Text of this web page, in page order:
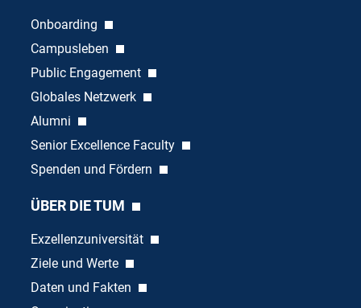
Onboarding
Campusleben
Public Engagement
Globales Netzwerk
Alumni
Senior Excellence Faculty
Spenden und Fördern
ÜBER DIE TUM
Exzellenzuniversität
Ziele und Werte
Daten und Fakten